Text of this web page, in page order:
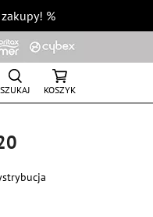
%
SZUKAJ KOSZYK